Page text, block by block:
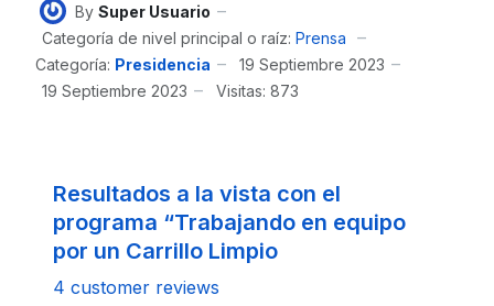
By Super Usuario
Categoría de nivel principal o raíz: Prensa
Categoría: Presidencia
19 Septiembre 2023
19 Septiembre 2023
Visitas: 873
Resultados a la vista con el
programa “Trabajando en equipo
por un Carrillo Limpio
4 customer reviews